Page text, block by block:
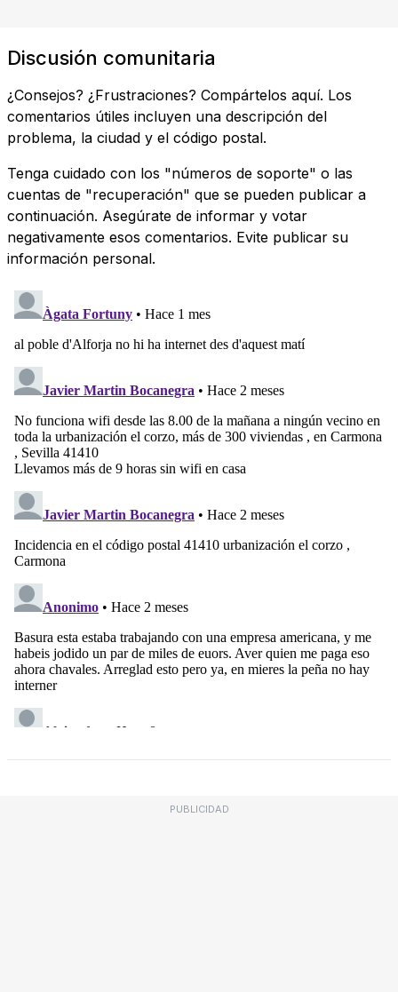
Discusión comunitaria
¿Consejos? ¿Frustraciones? Compártelos aquí. Los
comentarios útiles incluyen una descripción del
problema, la ciudad y el código postal.
Tenga cuidado con los "números de soporte" o las
cuentas de "recuperación" que se pueden publicar a
continuación. Asegúrate de informar y votar
negativamente esos comentarios. Evite publicar su
información personal.
PUBLICIDAD